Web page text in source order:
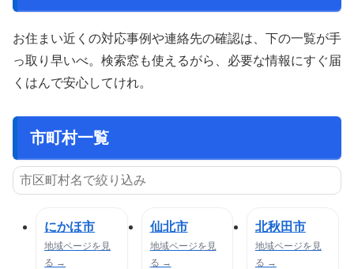
お住まい近くの対応事例や連絡先の確認は、下の一覧が手
っ取り早いべ。検索窓も使えるがら、必要な情報にすぐ届
くはんで安心してけれ。
市町村一覧
にかほ市
地域ページを見
る →
仙北市
地域ページを見
る →
北秋田市
地域ページを見
る →